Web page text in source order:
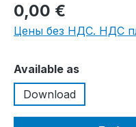
0,00 €
Цены без НДС. НДС
Выберите
Available as
Download